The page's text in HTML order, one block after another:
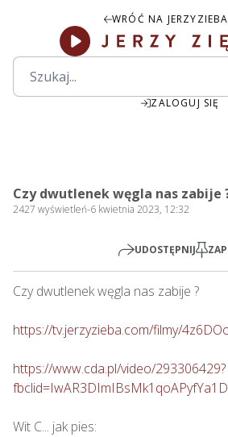
WRÓĆ NA
ZALOGUJ SIĘ
Play
Czy dwutlenek węgla nas zabije
2427 wyświetleń-6 kwietnia 2023, 12:32
UDOSTĘPNIJ
Czy dwutlenek węgla nas zabije ?
https://tv.jerzyzieba.com/filmy/
https://www.cda.pl/video/293306429?
Wit C... jak pies: